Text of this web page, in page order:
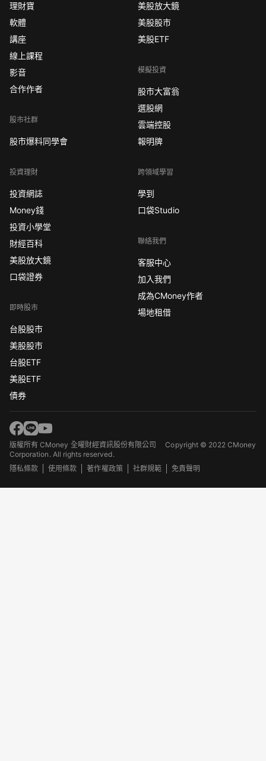
理財寶
軟體
講座
線上課程
影音
合作作者
股市社群
股市爆料同學會
投資理財
投資網誌
Money錢
投資小學堂
財經百科
美股放大鏡
口袋證券
即時股市
台股股市
美股股市
台股ETF
美股ETF
債券
美股放大鏡
美股股市
美股ETF
模擬投資
股市大富翁
選股網
雲端控股
報明牌
跨領域學習
學到
口袋Studio
聯絡我們
客服中心
加入我們
成為CMoney作者
場地租借
版權所有 CMoney 全曜財經資訊股份有限公司Copyright © 2022 CMoney
Corporation. All rights reserved.
隱私條款
使用條款 著作權政策 社群規範 免責聲明